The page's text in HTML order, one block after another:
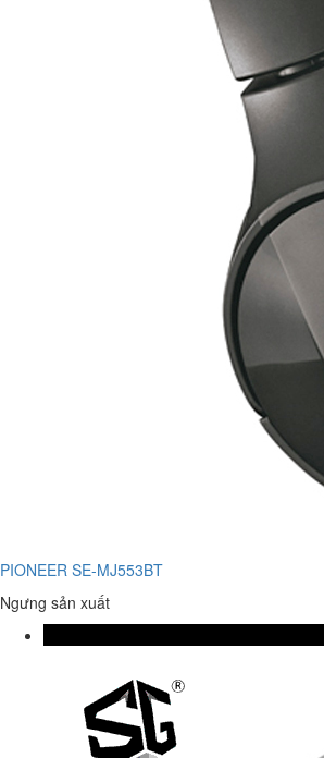
PIONEER SE-MJ553BT
Ngưng sản xuất